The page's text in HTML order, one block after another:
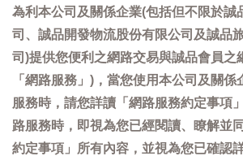
為利本公司及關係企業(包括但不限於誠
司、誠品開發物流股份有限公司及誠品
司)提供您便利之網路交易與誠品會員之
「網路服務」)，當您使用本公司及關
服務時，請您詳讀「網路服務約定事項
路服務時，即視為您已經閱讀、瞭解並
約定事項」所有內容，並視為您已確認